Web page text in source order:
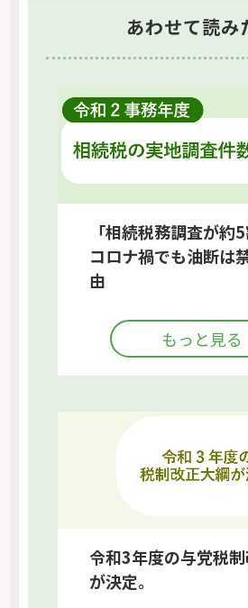
あわせて読み
「相続税務調査が
コロナ禍でも油断は
由
もっと見る
令和3年度の与党税
が決定。